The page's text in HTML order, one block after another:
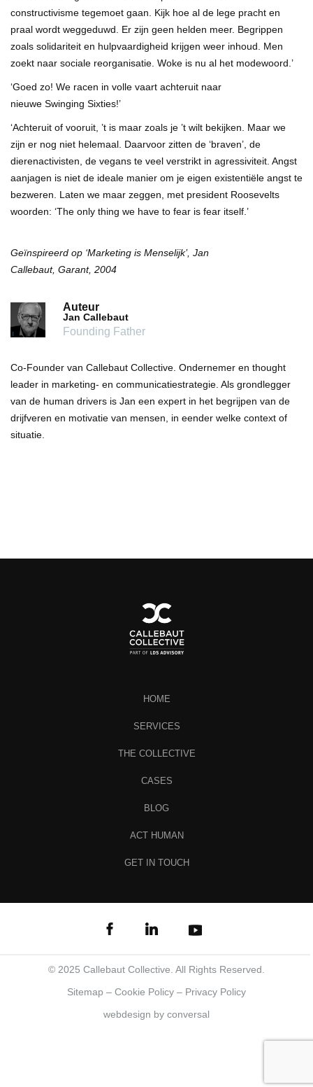
constructivisme tegemoet gaan. Kijk hoe al de lege pracht en
praal wordt weggeduwd. Er zijn geen helden meer. Begrippen
zoals solidariteit en hulpvaardigheid krijgen weer inhoud. Men
zoekt naar sociale reorganisatie. Woke is nu al het modewoord.’
‘Goed zo! We racen in volle vaart achteruit naar
nieuwe Swinging Sixties!’
‘Achteruit of vooruit, ’t is maar zoals je ’t wilt bekijken. Maar we
zijn er nog niet helemaal. Daarvoor zitten de ‘braven’, de
dierenactivisten, de vegans te veel verstrikt in agressiviteit. Angst
aanjagen is niet de ideale manier om je eigen existentiële angst te
bezweren. Laten we maar zeggen, met president Roosevelts
woorden: ‘The only thing we have to fear is fear itself.’
Geïnspireerd op ‘Marketing is Menselijk’, Jan
Callebaut, Garant, 2004
Auteur
Jan Callebaut
Founding Father
Co-Founder van Callebaut Collective. Ondernemer en thought
leader in marketing- en communicatiestrategie. Als grondlegger
van de human drivers is Jan een expert in het begrijpen van de
drijfveren en motivatie van mensen, in eender welke context of
situatie.
HOME
SERVICES
THE COLLECTIVE
CASES
BLOG
ACT HUMAN
GET IN TOUCH
© 2025 Callebaut Collective. All Rights Reserved.
Sitemap – Cookie Policy – Privacy Policy
webdesign by conversal